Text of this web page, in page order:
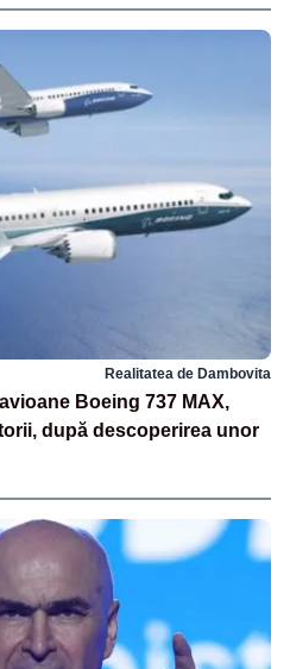
Realitatea de Dambovita
Boeing 737 MAX,
după descoperirea unor